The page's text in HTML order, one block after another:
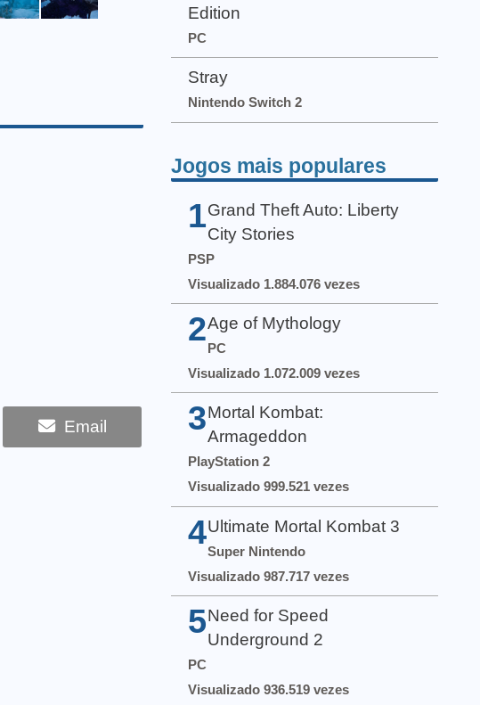
Email
Edition
PC
Stray
Nintendo Switch 2
Jogos mais populares
1 Grand Theft Auto: Liberty
City Stories
PSP
Visualizado 1.884.076 vezes
2Age of Mythology
PC
Visualizado 1.072.009 vezes
3 Mortal Kombat:
Armageddon
PlayStation 2
Visualizado 999.521 vezes
4 Ultimate Mortal Kombat 3
Super Nintendo
Visualizado 987.717 vezes
5 Need for Speed
Underground 2
PC
Visualizado 936.519 vezes